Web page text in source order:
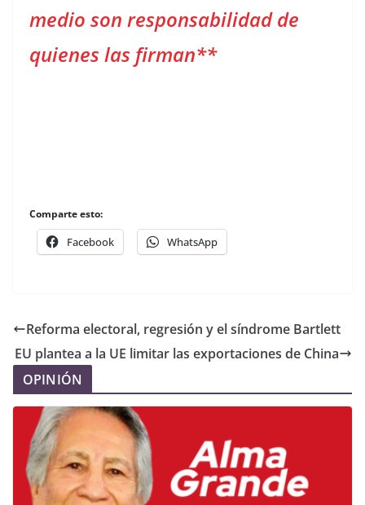
medio son responsabilidad de
quienes las firman**
Comparte esto:
Facebook WhatsApp
Reforma electoral, regresión y el síndrome Bartlett
EU plantea a la UE limitar las exportaciones de China
OPINIÓN